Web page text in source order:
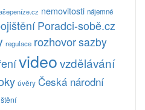
nemovitosti nájemné
Poradci-sobě.cz
regulace rozhovorsazby
videovzdělávání
úvěry Česká národní